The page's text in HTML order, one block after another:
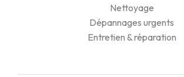
Nettoyage
Dépannages urgents
Entretien & réparation